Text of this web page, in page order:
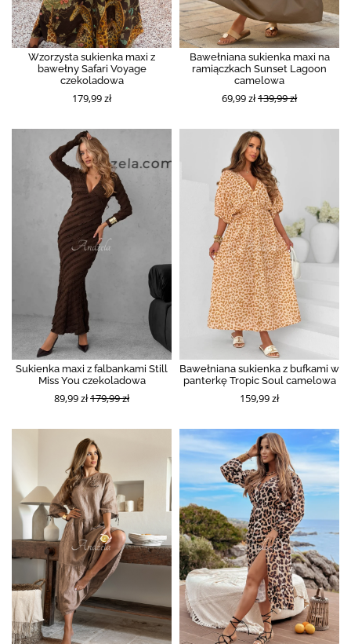
Wzorzysta sukienka maxi z
bawełny Safari Voyage
czekoladowa
179,99 zł
Bawełniana sukienka maxi na
ramiączkach Sunset Lagoon
camelowa
69,99 zł139,99 zł
Sukienka maxi z falbankami Still
Miss You czekoladowa
89,99 zł179,99 zł
Bawełniana sukienka z bufkami w
panterkę Tropic Soul camelowa
159,99 zł